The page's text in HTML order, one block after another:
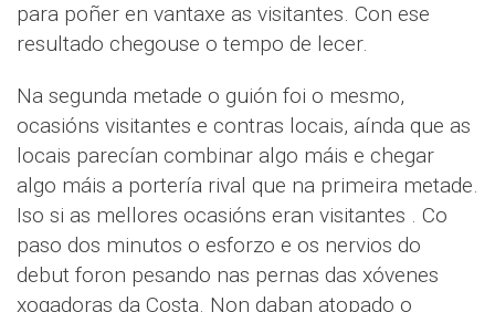
para poñer en vantaxe as visitantes. Con ese
resultado chegouse o tempo de lecer.
Na segunda metade o guión foi o mesmo,
ocasións visitantes e contras locais, aínda que as
locais parecían combinar algo máis e chegar
algo máis a portería rival que na primeira metade.
Iso si as mellores ocasións eran visitantes . Co
paso dos minutos o esforzo e os nervios do
debut foron pesando nas pernas das xóvenes
xogadoras da Costa. Non daban atopado o